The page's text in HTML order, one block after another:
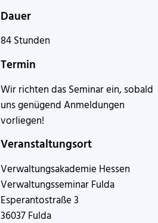
Dauer
84 Stunden
Termin
Wir richten das Seminar ein, sobald
uns genügend Anmeldungen
vorliegen!
Veranstaltungsort
Verwaltungsakademie Hessen
Verwaltungsseminar Fulda
Esperantostraße 3
36037 Fulda